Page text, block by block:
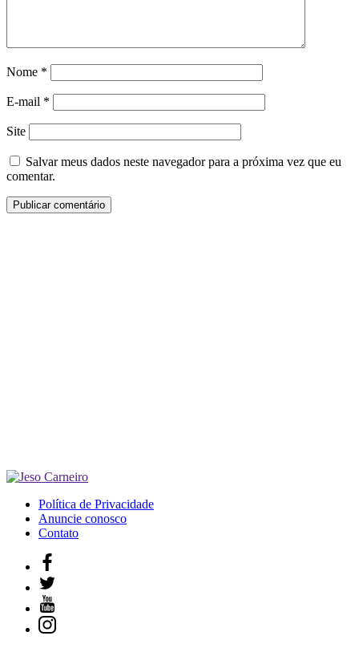
Nome *
E-mail *
Site
Salvar meus dados neste navegador para a próxima vez que eu
comentar.
Política de Privacidade
Anuncie conosco
Contato